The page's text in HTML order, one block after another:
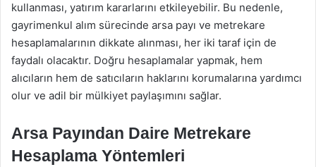
kullanması, yatırım kararlarını etkileyebilir. Bu nedenle,
gayrimenkul alım sürecinde arsa payı ve metrekare
hesaplamalarının dikkate alınması, her iki taraf için de
faydalı olacaktır. Doğru hesaplamalar yapmak, hem
alıcıların hem de satıcıların haklarını korumalarına yardımcı
olur ve adil bir mülkiyet paylaşımını sağlar.
Arsa Payından Daire Metrekare
Hesaplama Yöntemleri